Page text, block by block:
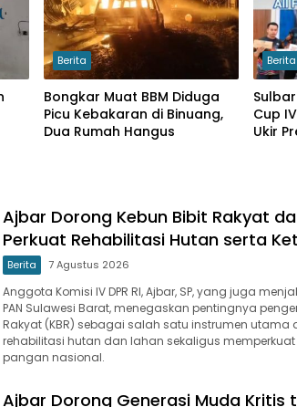
Berita
Bongkar Muat BBM Diduga
Picu Kebakaran di Binuang,
Dua Rumah Hangus
Berita
Cup
Ukir
Ajbar Dorong Kebun Bibit Rakyat
Perkuat Rehabilitasi Hutan serta
Berita 7 Agustus 2026
Anggota Komisi IV DPR RI, Ajbar, SP, yang juga
PAN Sulawesi Barat, menegaskan pentingnya
Rakyat (KBR) sebagai salah satu instrumen
rehabilitasi hutan dan lahan sekaligus
pangan nasional.
Ajbar Dorong Generasi Muda Kritis